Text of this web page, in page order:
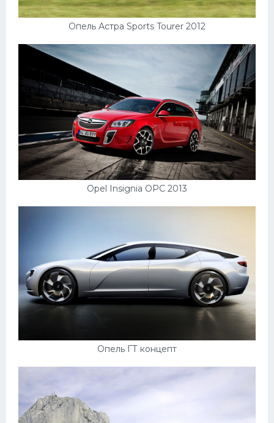
Опель Астра Sports Tourer 2012
Opel Insignia OPC 2013
Опель ГТ концепт